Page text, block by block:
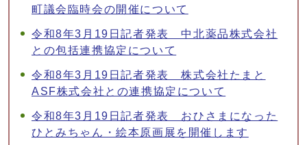
町議会臨時会の開催について
令和8年3月19日記者発表 中北薬品株式会社
との包括連携協定について
令和8年3月19日記者発表 株式会社たまと
ASF株式会社との連携協定について
令和8年3月19日記者発表 おひさまになった
ひとみちゃん・絵本原画展を開催します